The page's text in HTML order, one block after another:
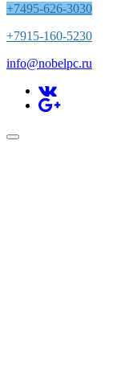
+7495-626-3030
+7915-160-5230
info@nobelpc.ru